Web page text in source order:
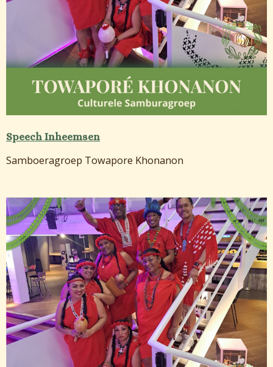
Speech Inheemsen
Samboeragroep Towapore Khonanon